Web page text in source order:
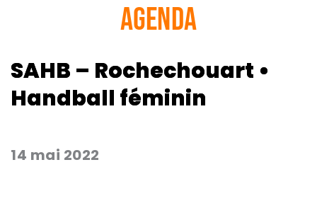
AGENDA
SAHB – Rochechouart •
Handball féminin
14 mai 2022